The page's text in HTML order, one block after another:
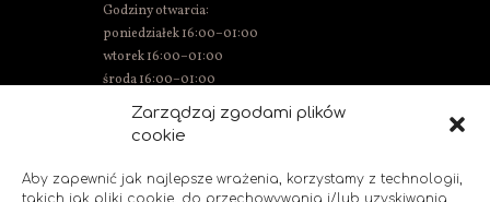
Zarządzaj zgodami plików
cookie
Aby zapewnić jak najlepsze wrażenia, korzystamy z technologii,
takich jak pliki cookie, do przechowywania i/lub uzyskiwania
Godziny otwarcia:
poniedziałek 16:00–01:00
wtorek 16:00–01:00
środa 16:00–01:00
czwartek 15:00–01:00
piątek 15:00–02:00
niedziela 14:00–00:00